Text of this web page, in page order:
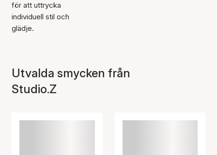
för att uttrycka
individuell stil och
glädje.
Utvalda smycken från
Studio.Z